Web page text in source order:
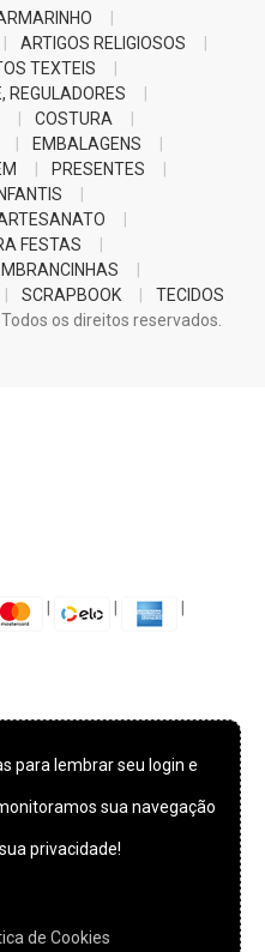
ARTIGOS RELIGIOSOS
TEXTEIS
REGULADORES
COSTURA
EMBALAGENS
PRESENTES
FESTAS
SCRAPBOOK
TECIDOS
Todos os direitos reservados.
para lembrar seu login e
sua navegação
privacidade!
de Cookies